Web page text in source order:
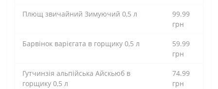
Плющ звичайний Зимуючий 0,5 л
99.99
грн
Барвінок варієгата в горщику 0,5 л
59.99
грн
Гутчинзія альпійська Айскьюб в
горщику 0,5 л
74.99
грн